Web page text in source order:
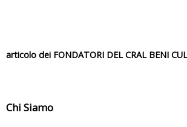
articolo dei FONDATORI DEL CRAL BENI
Chi Siamo